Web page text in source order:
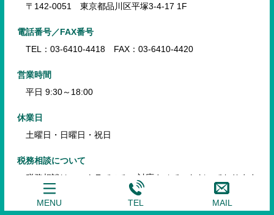
〒142-0051 東京都品川区平塚3-4-17 1F
電話番号／FAX番号
TEL：03-6410-4418 FAX：03-6410-4420
営業時間
平日 9:30～18:00
休業日
土曜日・日曜日・祝日
税務相談について
税務相談はココナラでのみ、対応させていただいております
ので、ココナラに出品中の税務相談サービスからお問い合わ
せください。
MENU TEL MAIL